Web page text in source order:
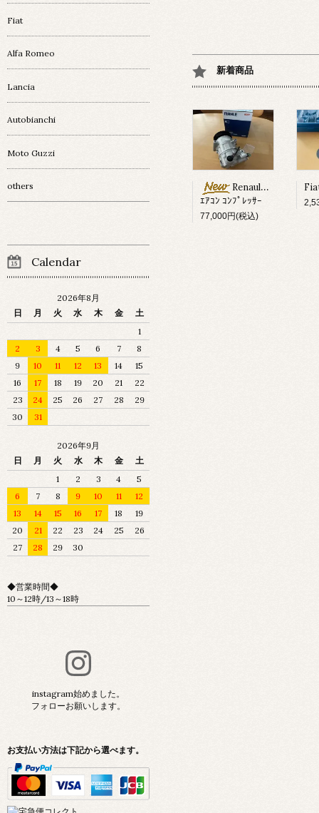
新着商品
Renault Megane ?
ｴｱｺﾝ ｺﾝﾌﾟﾚｯｻｰ
77,000円(税込)
Fiat
Alfa Romeo
Lancia
Autobianchi
Moto Guzzi
others
Calendar
2026年8月
日
月 火 水 木 金
土
1
2
3 4 5 6 7
8
9
10 11 12 13 14
15
16
17 18 19 20 21
22
23
24 25 26 27 28
29
30
31
2026年9月
日
月 火 水 木 金
土
1
2 3 4
5
6
7 8 9 10 11
12
13
14 15 16 17 18
19
20
21 22 23 24 25
26
27
28 29 30
◆営業時間◆
10～12時/13～18時
instagram始めました。
フォローお願いします。
お支払い方法は下記から選べます。